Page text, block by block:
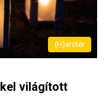
(H)arctér
világított